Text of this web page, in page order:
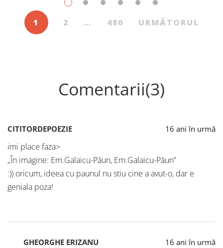
1 2 … 480 URMĂTORUL
Comentarii(3)
CITITORDEPOEZIE 16 ani în urmă
imi place faza>
„În imagine: Em.Galaicu-Păun, Em.Galaicu-Păun”
:)) oricum, ideea cu paunul nu stiu cine a avut-o, dar e
geniala poza!
GHEORGHE ERIZANU 16 ani în urmă